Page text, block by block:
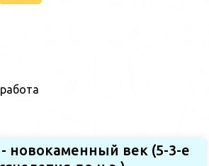
новокаменный век (5-3-е